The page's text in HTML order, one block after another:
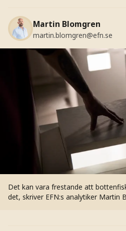
Martin Blomgren
martin.blomgren@efn.se
Det kan vara frestande att
det, skriver EFN:s analytiker Martin